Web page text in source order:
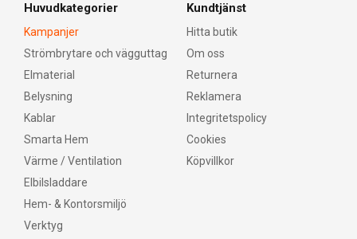
Huvudkategorier
Kampanjer
Strömbrytare och vägguttag
Elmaterial
Belysning
Kablar
Smarta Hem
Värme / Ventilation
Elbilsladdare
Hem- & Kontorsmiljö
Verktyg
Kundtjänst
Hitta butik
Om oss
Returnera
Reklamera
Integritetspolicy
Cookies
Köpvillkor